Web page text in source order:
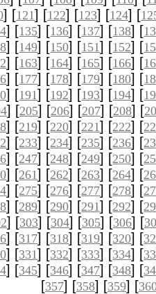
] [121] [122] [123] [124] [
] [135] [136] [137] [138] [
] [149] [150] [151] [152] [
] [163] [164] [165] [166] [
] [177] [178] [179] [180] [
] [191] [192] [193] [194] [
] [205] [206] [207] [208] [
] [219] [220] [221] [222] [
] [233] [234] [235] [236] [
] [247] [248] [249] [250] [
] [261] [262] [263] [264] [
] [275] [276] [277] [278] [
] [289] [290] [291] [292] [
] [303] [304] [305] [306] [
] [317] [318] [319] [320] [
] [331] [332] [333] [334] [
] [345] [346] [347] [348] [
[357] [358] [359] [